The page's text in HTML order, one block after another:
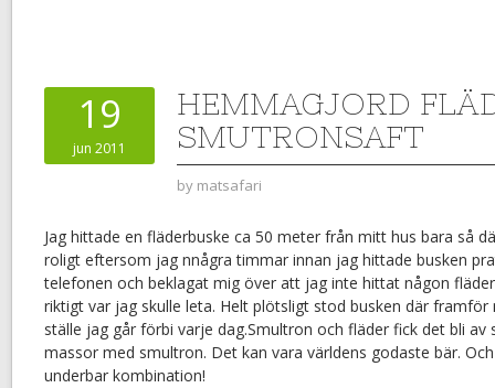
19
jun 2011
HEMMAGJORD
SMUTRONSAFT
by matsafari
Jag hittade en fläderbuske ca 50 meter från mitt hus bara så
roligt eftersom jag nnågra timmar innan jag hittade busken
telefonen och beklagat mig över att jag inte hittat någon
riktigt var jag skulle leta. Helt plötsligt stod busken där
ställe jag går förbi varje dag.Smultron och fläder fick det bli av
massor med smultron. Det kan vara världens godaste bär.
underbar kombination!